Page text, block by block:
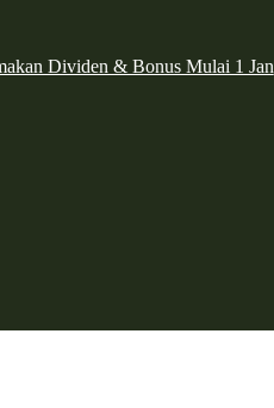
Dividen & Bonus Mulai 1 Jan